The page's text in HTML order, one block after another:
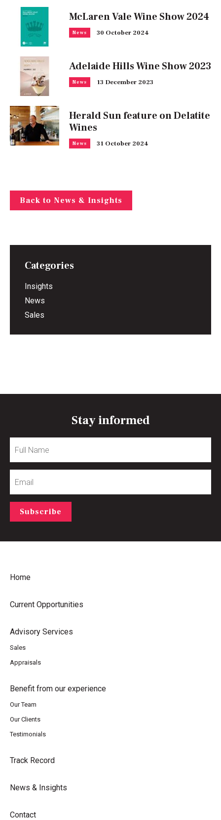
McLaren Vale Wine Show 2024
News 30 October 2024
Adelaide Hills Wine Show 2023
News 13 December 2023
Herald Sun feature on Delatite
Wines
News 31 October 2024
Back to News & Insights
Categories
Insights
News
Sales
Stay informed
Name
Subscribe
Home
Current Opportunities
Advisory Services
Sales
Appraisals
Benefit from our experience
Our Team
Our Clients
Testimonials
Track Record
News & Insights
Contact